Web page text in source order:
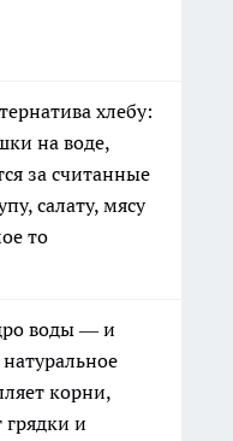
хлебу:
на воде,
за считанные
салату, мясу
то
воды — и
корни,
грядки и